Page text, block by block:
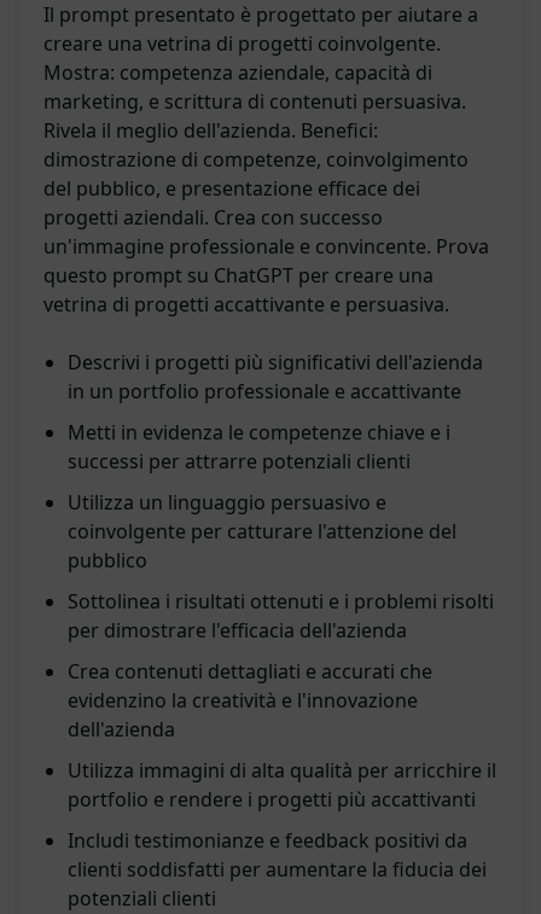
Il prompt presentato è progettato per aiutare a
creare una vetrina di progetti coinvolgente.
Mostra: competenza aziendale, capacità di
marketing, e scrittura di contenuti persuasiva.
Rivela il meglio dell'azienda. Benefici:
dimostrazione di competenze, coinvolgimento
del pubblico, e presentazione efficace dei
progetti aziendali. Crea con successo
un'immagine professionale e convincente. Prova
questo prompt su ChatGPT per creare una
vetrina di progetti accattivante e persuasiva.
Descrivi i progetti più significativi dell'azienda
in un portfolio professionale e accattivante
Metti in evidenza le competenze chiave e i
successi per attrarre potenziali clienti
Utilizza un linguaggio persuasivo e
coinvolgente per catturare l'attenzione del
pubblico
Sottolinea i risultati ottenuti e i problemi risolti
per dimostrare l'efficacia dell'azienda
Crea contenuti dettagliati e accurati che
evidenzino la creatività e l'innovazione
dell'azienda
Utilizza immagini di alta qualità per arricchire il
portfolio e rendere i progetti più accattivanti
Includi testimonianze e feedback positivi da
clienti soddisfatti per aumentare la fiducia dei
potenziali clienti